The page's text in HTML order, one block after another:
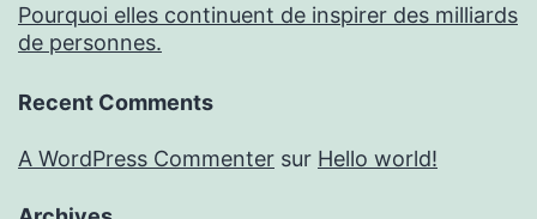
Pourquoi elles continuent de inspirer des milliards
de personnes.
Recent Comments
A WordPress Commenter sur Hello world!